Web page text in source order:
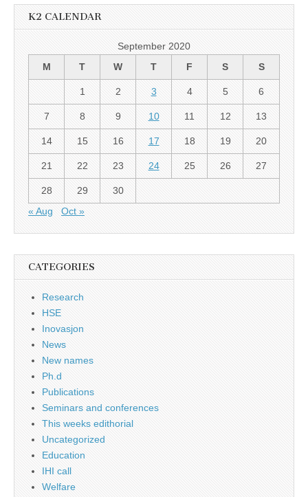
K2 CALENDAR
September 2020
M
T W T F S S
1 2 3 4 5 6
7 8 9 10 11 12 13
14 15 16 17 18 19 20
21 22 23 24 25 26 27
28 29
30
« Aug
Oct »
CATEGORIES
Research
HSE
Inovasjon
News
New names
Ph.d
Publications
Seminars and conferences
This weeks edithorial
Uncategorized
Education
IHI call
Welfare